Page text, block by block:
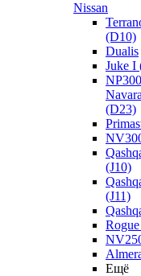
Nissan
(D10)
Dualis
Juke I
NP300
Navara
(D23)
(J10)
(J11)
Ещё